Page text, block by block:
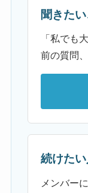
聞きた
「私でも
前の質問
続けた
メンバー